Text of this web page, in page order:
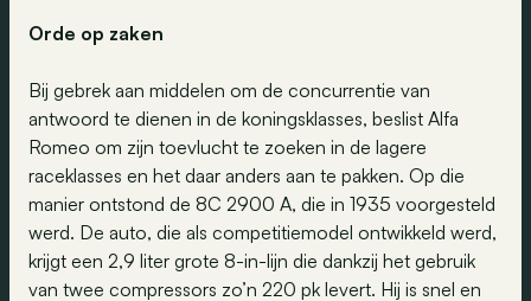
Orde op zaken
Bij gebrek aan middelen om de concurrentie van
antwoord te dienen in de koningsklasses, beslist Alfa
Romeo om zijn toevlucht te zoeken in de lagere
raceklasses en het daar anders aan te pakken. Op die
manier ontstond de 8C 2900 A, die in 1935 voorgesteld
werd. De auto, die als competitiemodel ontwikkeld werd,
krijgt een 2,9 liter grote 8-in-lijn die dankzij het gebruik
van twee compressors zo’n 220 pk levert. Hij is snel en